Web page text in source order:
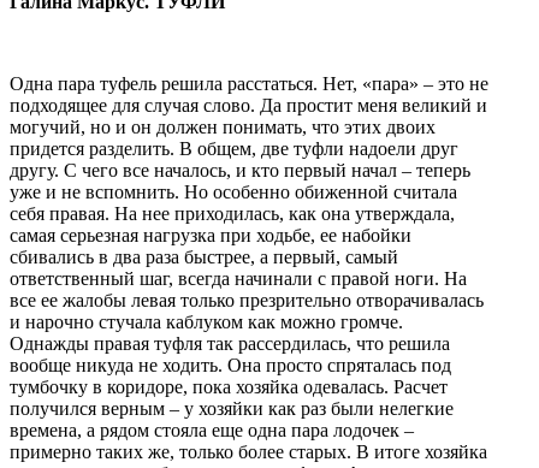
Одна пара туфель решила расстаться. Нет, «пара» – это не
подходящее для случая слово. Да простит меня великий и
могучий, но и он должен понимать, что этих двоих
придется разделить. В общем, две туфли надоели друг
другу. С чего все началось, и кто первый начал – теперь
уже и не вспомнить. Но особенно обиженной считала
себя правая. На нее приходилась, как она утверждала,
самая серьезная нагрузка при ходьбе, ее набойки
сбивались в два раза быстрее, а первый, самый
ответственный шаг, всегда начинали с правой ноги. На
все ее жалобы левая только презрительно отворачивалась
и нарочно стучала каблуком как можно громче.
Однажды правая туфля так рассердилась, что решила
вообще никуда не ходить. Она просто спряталась под
тумбочку в коридоре, пока хозяйка одевалась. Расчет
получился верным – у хозяйки как раз были нелегкие
времена, а рядом стояла еще одна пара лодочек –
примерно таких же, только более старых. В итоге хозяйка